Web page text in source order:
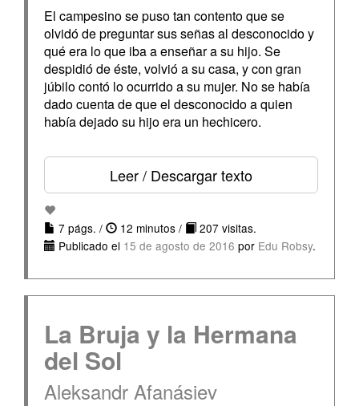
El campesino se puso tan contento que se
olvidó de preguntar sus señas al desconocido y
qué era lo que iba a enseñar a su hijo. Se
despidió de éste, volvió a su casa, y con gran
júbilo contó lo ocurrido a su mujer. No se había
dado cuenta de que el desconocido a quien
había dejado su hijo era un hechicero.
Leer / Descargar texto
7 págs. / 12 minutos /
207 visitas.
Publicado el 15 de agosto de 2016 por Edu Robsy.
La Bruja y la Hermana
del Sol
Aleksandr Afanásiev